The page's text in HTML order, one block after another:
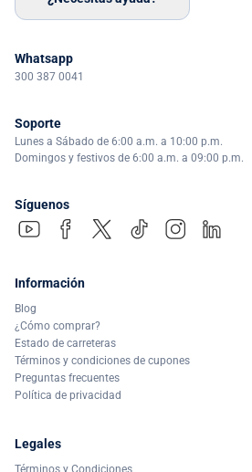
Whatsapp
300 387 0041
Soporte
Lunes a Sábado de 6:00 a.m. a 10:00 p.m.
Domingos y festivos de 6:00 a.m. a 09:00 p.m.
Síguenos
Información
Blog
¿Cómo comprar?
Estado de carreteras
Términos y condiciones de cupones
Preguntas frecuentes
Política de privacidad
Legales
Términos y Condiciones